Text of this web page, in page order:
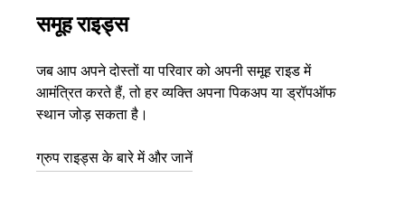
समूह राइड्स
जब आप अपने दोस्तों या परिवार को अपनी समूह राइड में
आमंत्रित करते हैं, तो हर व्यक्ति अपना पिकअप या ड्रॉपऑफ
स्थान जोड़ सकता है।
ग्रुप राइड्स के बारे में और जानें